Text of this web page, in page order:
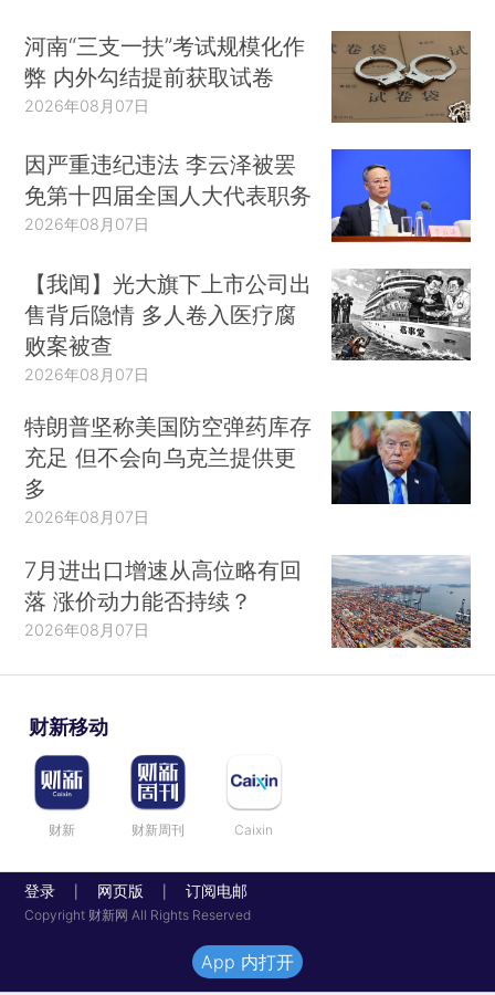
河南“三支一扶”考试规模化作
弊 内外勾结提前获取试卷
2026年08月07日
因严重违纪违法 李云泽被罢
免第十四届全国人大代表职务
2026年08月07日
【我闻】光大旗下上市公司出
售背后隐情 多人卷入医疗腐
败案被查
2026年08月07日
特朗普坚称美国防空弹药库存
充足 但不会向乌克兰提供更
多
2026年08月07日
7月进出口增速从高位略有回
落 涨价动力能否持续？
2026年08月07日
财新移动
财新 财新周刊 Caixin
登录 网页版 订阅电邮
Copyright 财新网 All Rights Reserved
App 内打开